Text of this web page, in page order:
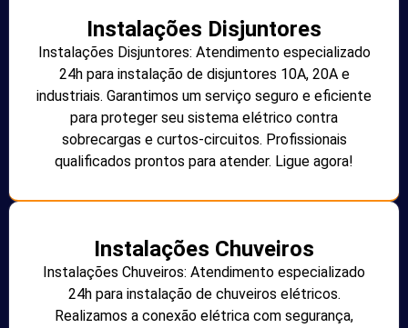
Instalações Disjuntores
Instalações Disjuntores: Atendimento especializado
24h para instalação de disjuntores 10A, 20A e
industriais. Garantimos um serviço seguro e eficiente
para proteger seu sistema elétrico contra
sobrecargas e curtos-circuitos. Profissionais
qualificados prontos para atender. Ligue agora!
Instalações Chuveiros
Instalações Chuveiros: Atendimento especializado
24h para instalação de chuveiros elétricos.
Realizamos a conexão elétrica com segurança,